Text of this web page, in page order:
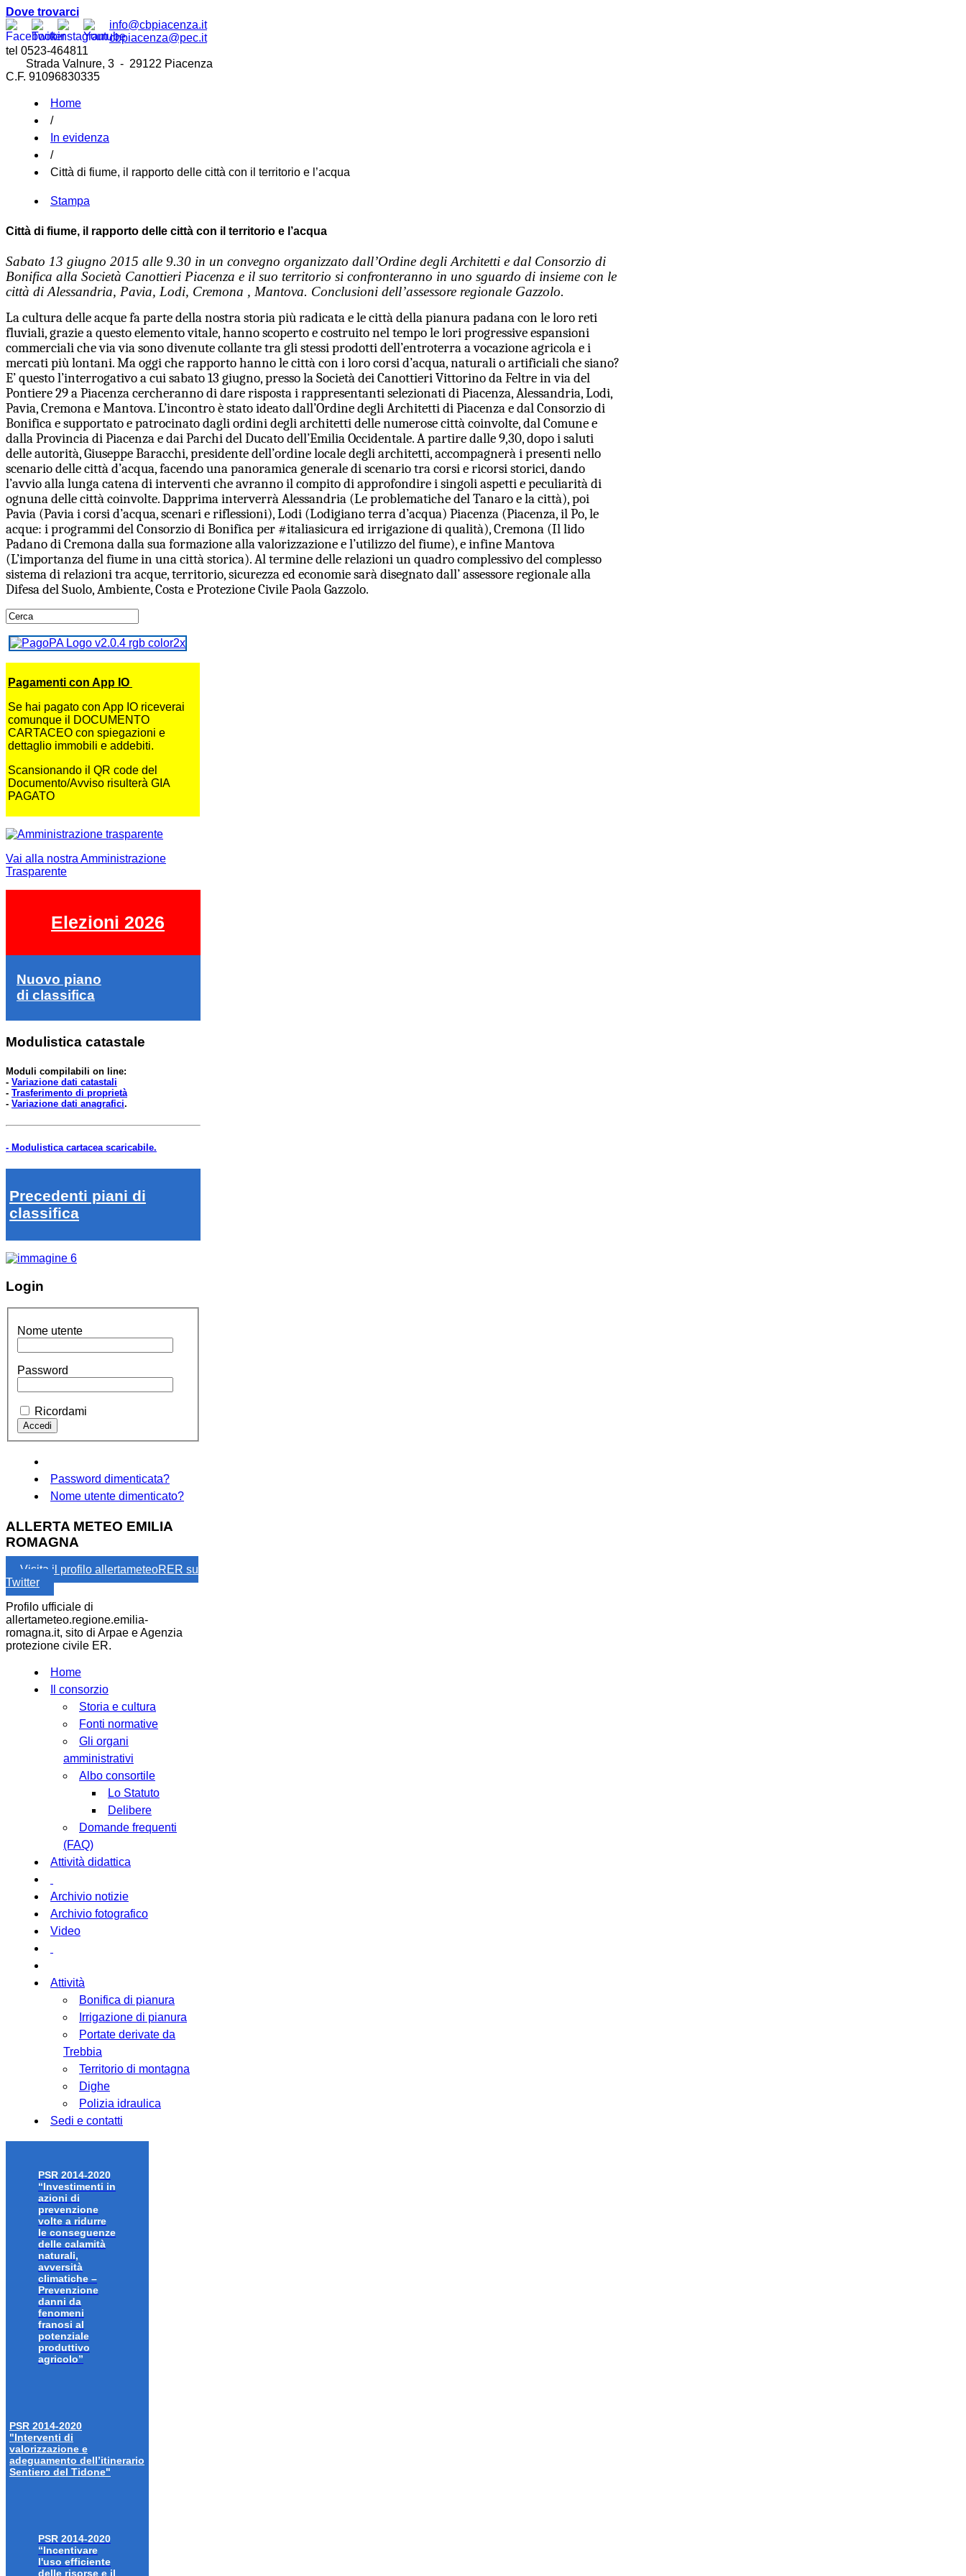
Dove trovarci
info@cbpiacenza.it
cbpiacenza@pec.it
tel 0523-464811
Strada Valnure, 3 - 29122 Piacenza
C.F. 91096830335
Home
/
In evidenza
/
Città di fiume, il rapporto delle città con il territorio e l’acqua
Stampa
Città di fiume, il rapporto delle città con il territorio e l’acqua
Sabato 13 giugno 2015 alle 9.30 in un convegno organizzato dall’Ordine degli Architetti e dal Consorzio di
Bonifica alla Società Canottieri Piacenza e il suo territorio si confronteranno in uno sguardo di insieme con le
città di Alessandria, Pavia, Lodi, Cremona , Mantova. Conclusioni dell’assessore regionale Gazzolo.
La cultura delle acque fa parte della nostra storia più radicata e le città della pianura padana con le loro reti
fluviali, grazie a questo elemento vitale, hanno scoperto e costruito nel tempo le lori progressive espansioni
commerciali che via via sono divenute collante tra gli stessi prodotti dell’entroterra a vocazione agricola e i
mercati più lontani. Ma oggi che rapporto hanno le città con i loro corsi d’acqua, naturali o artificiali che siano?
E’ questo l’interrogativo a cui sabato 13 giugno, presso la Società dei Canottieri Vittorino da Feltre in via del
Pontiere 29 a Piacenza cercheranno di dare risposta i rappresentanti selezionati di Piacenza, Alessandria, Lodi,
Pavia, Cremona e Mantova. L’incontro è stato ideato dall’Ordine degli Architetti di Piacenza e dal Consorzio di
Bonifica e supportato e patrocinato dagli ordini degli architetti delle numerose città coinvolte, dal Comune e
dalla Provincia di Piacenza e dai Parchi del Ducato dell’Emilia Occidentale. A partire dalle 9,30, dopo i saluti
delle autorità, Giuseppe Baracchi, presidente dell’ordine locale degli architetti, accompagnerà i presenti nello
scenario delle città d’acqua, facendo una panoramica generale di scenario tra corsi e ricorsi storici, dando
l’avvio alla lunga catena di interventi che avranno il compito di approfondire i singoli aspetti e peculiarità di
ognuna delle città coinvolte. Dapprima interverrà Alessandria (Le problematiche del Tanaro e la città), poi
Pavia (Pavia i corsi d’acqua, scenari e riflessioni), Lodi (Lodigiano terra d’acqua) Piacenza (Piacenza, il Po, le
acque: i programmi del Consorzio di Bonifica per #italiasicura ed irrigazione di qualità), Cremona (Il lido
Padano di Cremona dalla sua formazione alla valorizzazione e l’utilizzo del fiume), e infine Mantova
(L’importanza del fiume in una città storica). Al termine delle relazioni un quadro complessivo del complesso
sistema di relazioni tra acque, territorio, sicurezza ed economie sarà disegnato dall’ assessore regionale alla
Difesa del Suolo, Ambiente, Costa e Protezione Civile Paola Gazzolo.
Pagamenti con App IO
Se hai pagato con App IO riceverai
comunque il DOCUMENTO
CARTACEO con spiegazioni e
dettaglio immobili e addebiti.
Scansionando il QR code del
Documento/Avviso risulterà GIA
PAGATO
Vai alla nostra Amministrazione
Trasparente
Elezioni 2026
Nuovo piano
di classifica
Modulistica catastale
Moduli compilabili on line:
- Variazione dati catastali
- Trasferimento di proprietà
- Variazione dati anagrafici.
- Modulistica cartacea scaricabile.
Precedenti piani di
classifica
Login
Nome utente
Password
Ricordami
Password dimenticata?
Nome utente dimenticato?
ALLERTA METEO EMILIA
ROMAGNA
Visita il profilo allertameteoRER su
Twitter
Profilo ufficiale di
allertameteo.regione.emilia-
romagna.it, sito di Arpae e Agenzia
protezione civile ER.
Home
Il consorzio
Storia e cultura
Fonti normative
Gli organi
amministrativi
Albo consortile
Lo Statuto
Delibere
Domande frequenti
(FAQ)
Attività didattica
Archivio notizie
Archivio fotografico
Video
Attività
Bonifica di pianura
Irrigazione di pianura
Portate derivate da
Trebbia
Territorio di montagna
Dighe
Polizia idraulica
Sedi e contatti
PSR 2014-2020
“Investimenti in
azioni di
prevenzione
volte a ridurre
le conseguenze
delle calamità
naturali,
avversità
climatiche –
Prevenzione
danni da
fenomeni
franosi al
potenziale
produttivo
agricolo”
PSR 2014-2020
"Interventi di
valorizzazione e
adeguamento dell’itinerario
Sentiero del Tidone"
PSR 2014-2020
“Incentivare
l'uso efficiente
delle risorse e il